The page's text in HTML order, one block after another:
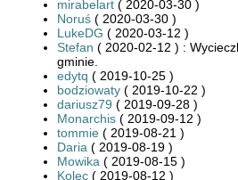
mirabelart ( 2020-03-30 )
Noruś ( 2020-03-30 )
LukeDG ( 2020-03-12 )
Stefan ( 2020-02-12 ) :
gminie.
edytq ( 2019-10-25 )
bodziowaty ( 2019-10-22 )
dariusz79 ( 2019-09-28 )
Monarchis ( 2019-09-12 )
tommie ( 2019-08-21 )
Daria ( 2019-08-19 )
Mowika ( 2019-08-15 )
Kolec ( 2019-08-12 )